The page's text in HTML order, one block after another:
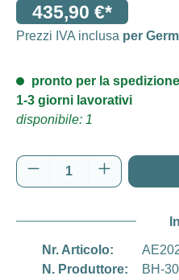
435,90 €*
Prezzi IVA inclusa per
pronto per la
1-3 giorni lavorativi
disponibile: 1
Quantità del
Nr. Articolo:
N. Produttore:
BH-